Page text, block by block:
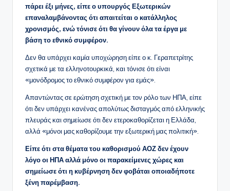
πάρει έξι μήνες, είπε ο υπουργός Εξωτερικών
επαναλαμβάνοντας ότι απαιτείται ο κατάλληλος
χρονισμός, ενώ τόνισε ότι θα γίνουν όλα τα έργα με
βάση το εθνικό συμφέρον.
Δεν θα υπάρχει καμία υποχώρηση είπε ο κ. Γεραπετρίτης
σχετικά με τα ελληνοτουρκικά, και τόνισε ότι είναι
«μονόδρομος το εθνικό συμφέρον για εμάς».
Απαντώντας σε ερώτηση σχετική με τον ρόλο των ΗΠΑ, είπε
ότι δεν υπάρχει κανένας απολύτως δισταγμός από ελληνικής
πλευράς και σημείωσε ότι δεν ετεροκαθορίζεται η Ελλάδα,
αλλά «μόνοι μας καθορίζουμε την εξωτερική μας πολιτική».
Είπε ότι στα θέματα του καθορισμού ΑΟΖ δεν έχουν
λόγο οι ΗΠΑ αλλά μόνο οι παρακείμενες χώρες και
σημείωσε ότι η κυβέρνηση δεν φοβάται οποιαδήποτε
ξένη παρέμβαση.